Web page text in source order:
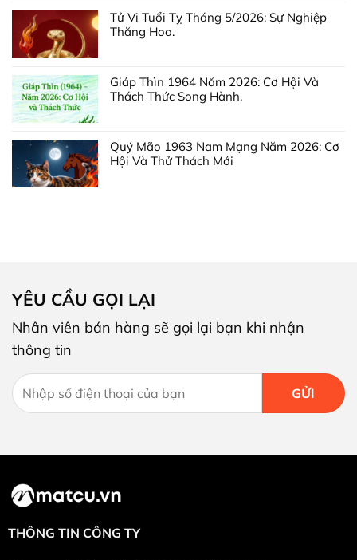
Tử Vi Tuổi Tỵ Tháng 5/2026: Sự Nghiệp
Thăng Hoa.
Giáp Thìn 1964 Năm 2026: Cơ Hội Và
Thách Thức Song Hành.
Quý Mão 1963 Nam Mạng Năm 2026: Cơ
Hội Và Thử Thách Mới
YÊU CẦU GỌI LẠI
Nhân viên bán hàng sẽ gọi lại bạn khi nhận
thông tin
THÔNG TIN CÔNG TY